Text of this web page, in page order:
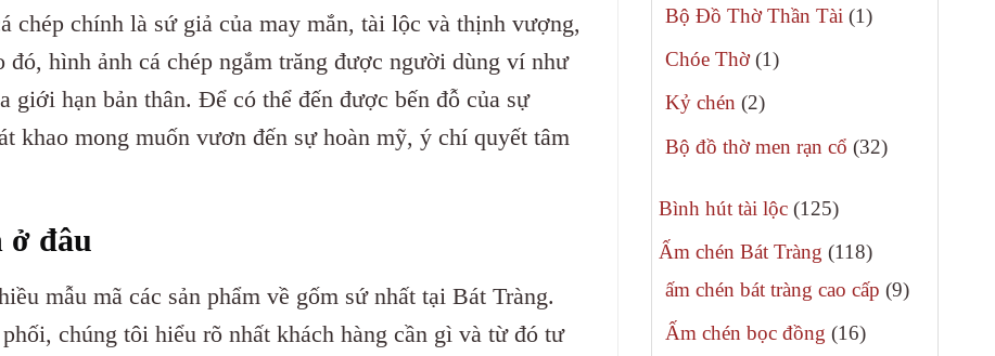
Bộ Đồ Thờ Thần Tài 11
Chóe Thờ 11
Kỷ chén 22
Bộ đồ thờ men rạn cổ 3232
Bình hút tài lộc 125125
phẩm
Ấm chén Bát Tràng 118118
sản
ấm chén bát tràng cao cấp 99
Ấm chén bọc đồng 1616
chép chính là sứ giả của may mắn, tài lộc và thịnh vượng,
hình ảnh cá chép ngắm trăng được người dùng ví như
hạn bản thân. Để có thể đến được bến đỗ của sự
khao mong muốn vươn đến sự hoàn mỹ, ý chí quyết tâm
ở đâu
mẫu mã các sản phẩm về gốm sứ nhất tại Bát Tràng.
chúng tôi hiểu rõ nhất khách hàng cần gì và từ đó tư